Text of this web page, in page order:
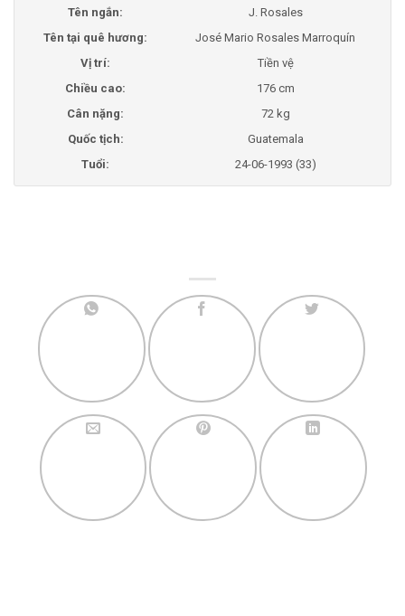
Tên ngắn:
J. Rosales
Tên tại quê hương:
José Mario Rosales Marroquín
Vị trí:
Tiền vệ
Chiều cao:
176 cm
Cân nặng:
72 kg
Quốc tịch:
Guatemala
Tuổi:
24-06-1993 (33)